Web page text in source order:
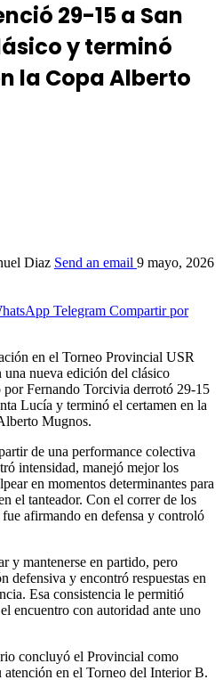
29-15 a San
y terminó
la Copa Alberto
Diaz Send an email 9 mayo, 2026
Telegram Compartir por
en el Torneo Provincial USR
nueva edición del clásico
Fernando Torcivia derrotó 29-15
Lucía y terminó el certamen en la
Mugnos.
de una performance colectiva
intensidad, manejó mejor los
en momentos determinantes para
el tanteador. Con el correr de los
afirmando en defensa y controló
y mantenerse en partido, pero
defensiva y encontró respuestas en
Esa consistencia le permitió
encuentro con autoridad ante uno
concluyó el Provincial como
atención en el Torneo del Interior B.